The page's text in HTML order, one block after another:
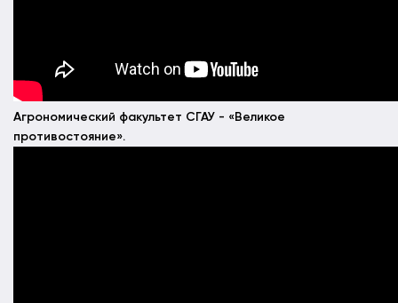
Агрономический факультет СГАУ - «Великое
противостояние».